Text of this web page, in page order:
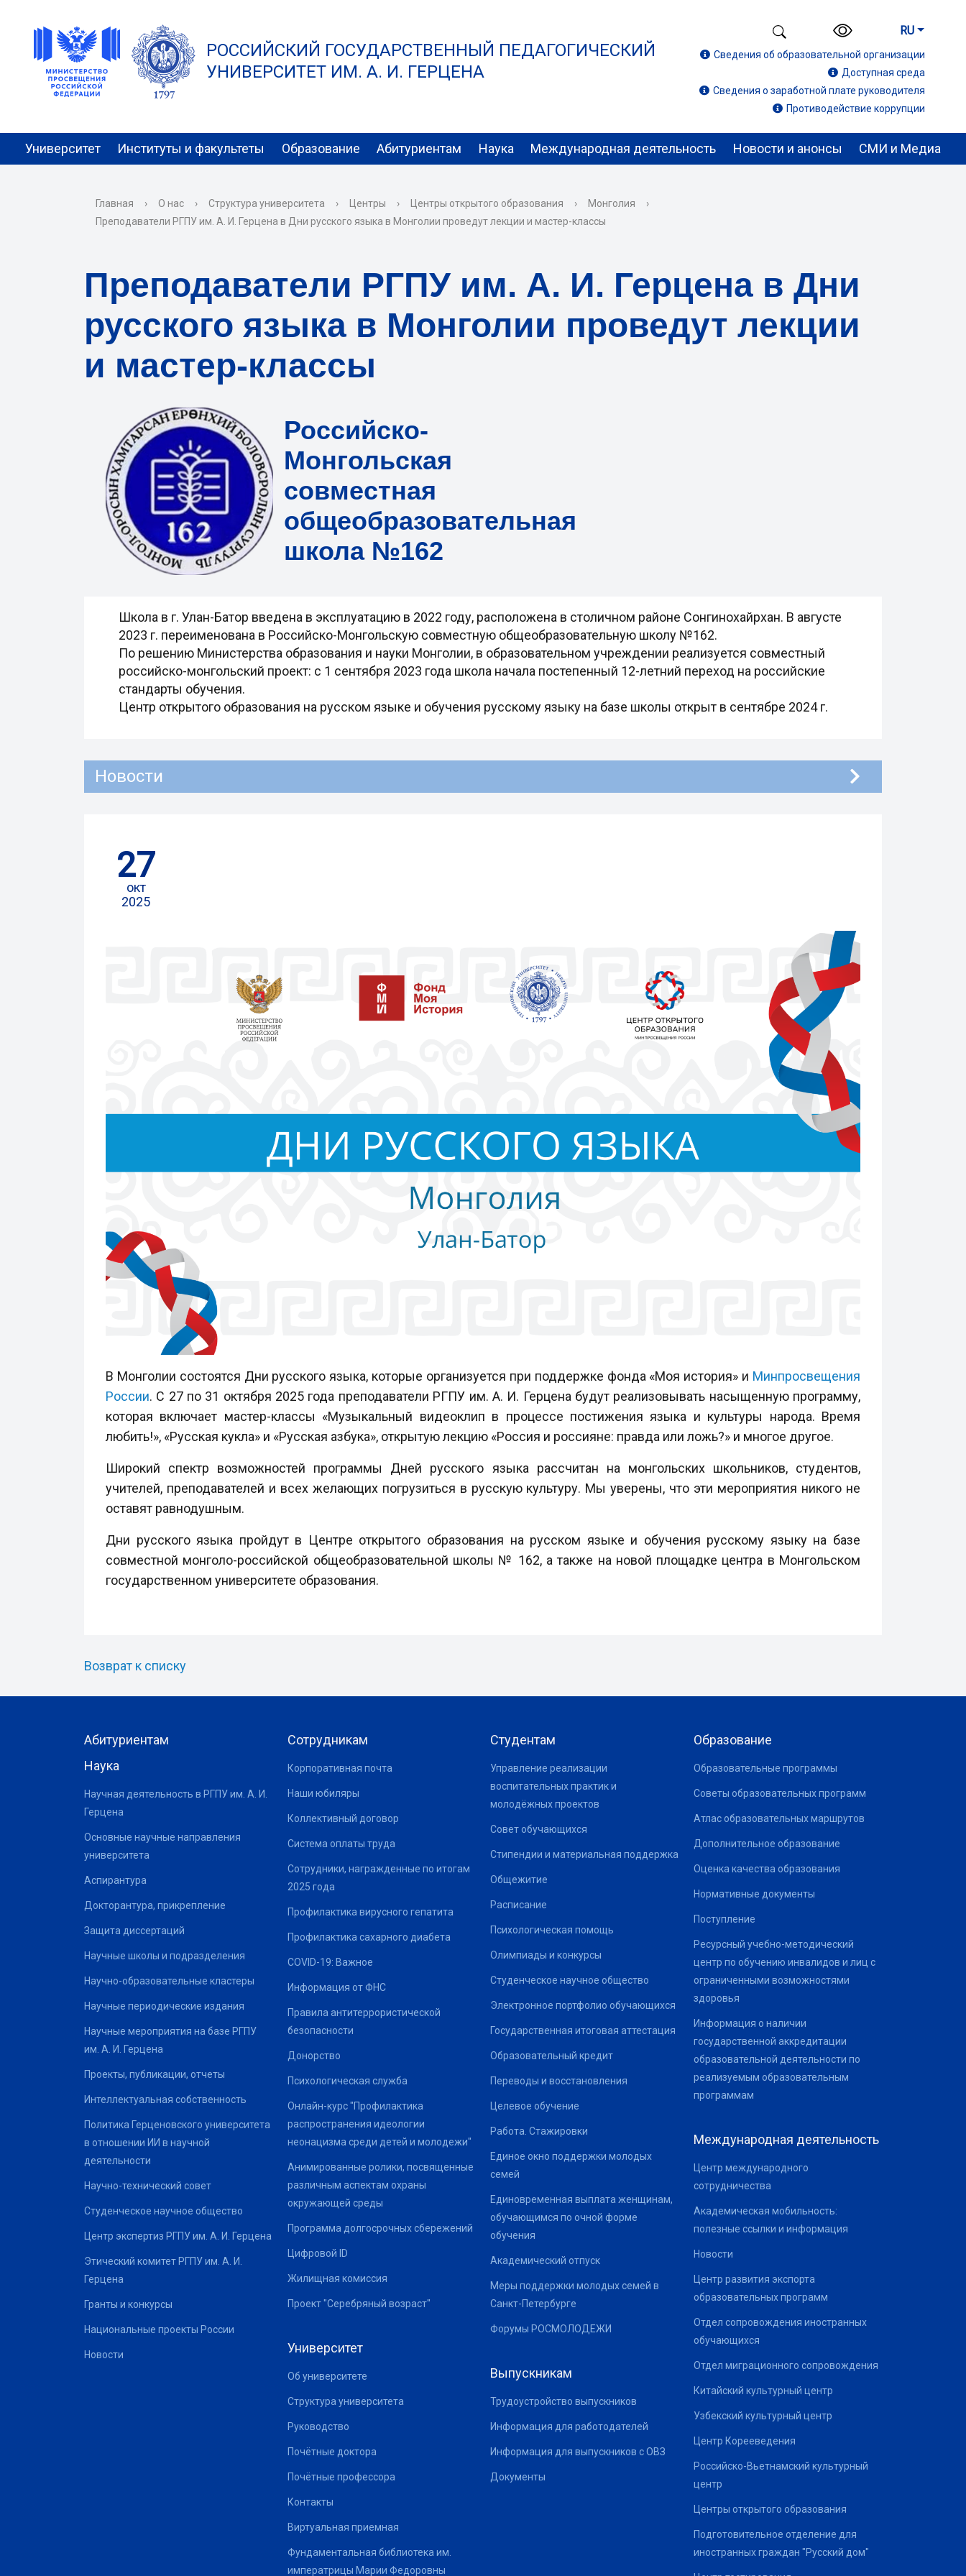
РОССИЙСКИЙ ГОСУДАРСТВЕННЫЙ ПЕДАГОГИЧЕСКИЙ
УНИВЕРСИТЕТ ИМ. А. И. ГЕРЦЕНА
RU
Сведения об образовательной организации
Доступная среда
Сведения о заработной плате руководителя
Противодействие коррупции
Университет Институты и факультеты Образование Абитуриентам Наука Международная деятельность Новости и анонсы СМИ и Медиа
Главная › О нас › Структура университета › Центры › Центры открытого образования › Монголия
›
Преподаватели РГПУ им. А. И. Герцена в Дни русского языка в Монголии проведут лекции и мастер-классы
Преподаватели РГПУ им. А. И. Герцена в Дни
русского языка в Монголии проведут лекции
и мастер-классы
Российско-
Монгольская
совместная
общеобразовательная
школа №162
Школа в г. Улан-Батор введена в эксплуатацию в 2022 году, расположена в столичном районе Сонгинохайрхан. В августе
2023 г. переименована в Российско-Монгольскую совместную общеобразовательную школу №162.
По решению Министерства образования и науки Монголии, в образовательном учреждении реализуется совместный
российско-монгольский проект: с 1 сентября 2023 года школа начала постепенный 12-летний переход на российские
стандарты обучения.
Центр открытого образования на русском языке и обучения русскому языку на базе школы открыт в сентябре 2024 г.
Новости
27
окт
2025
В Монголии состоятся Дни русского языка, которые организуется при поддержке фонда «Моя история» и Минпросвещения
России. С 27 по 31 октября 2025 года преподаватели РГПУ им. А. И. Герцена будут реализовывать насыщенную программу,
которая включает мастер-классы «Музыкальный видеоклип в процессе постижения языка и культуры народа. Время
любить!», «Русская кукла» и «Русская азбука», открытую лекцию «Россия и россияне: правда или ложь?» и многое другое.
Широкий спектр возможностей программы Дней русского языка рассчитан на монгольских школьников, студентов,
учителей, преподавателей и всех желающих погрузиться в русскую культуру. Мы уверены, что эти мероприятия никого не
оставят равнодушным.
Дни русского языка пройдут в Центре открытого образования на русском языке и обучения русскому языку на базе
совместной монголо-российской общеобразовательной школы № 162, а также на новой площадке центра в Монгольском
государственном университете образования.
Возврат к списку
Абитуриентам
Наука
Научная деятельность в РГПУ им. А. И.
Герцена
Основные научные направления
университета
Аспирантура
Докторантура, прикрепление
Защита диссертаций
Научные школы и подразделения
Научно-образовательные кластеры
Научные периодические издания
Научные мероприятия на базе РГПУ
им. А. И. Герцена
Проекты, публикации, отчеты
Интеллектуальная собственность
Политика Герценовского университета
в отношении ИИ в научной
деятельности
Научно-технический совет
Студенческое научное общество
Центр экспертиз РГПУ им. А. И. Герцена
Этический комитет РГПУ им. А. И.
Герцена
Гранты и конкурсы
Национальные проекты России
Новости
Сотрудникам
Корпоративная почта
Наши юбиляры
Коллективный договор
Система оплаты труда
Сотрудники, награжденные по итогам
2025 года
Профилактика вирусного гепатита
Профилактика сахарного диабета
COVID-19: Важное
Информация от ФНС
Правила антитеррористической
безопасности
Донорство
Психологическая служба
Онлайн-курс "Профилактика
распространения идеологии
неонацизма среди детей и молодежи"
Анимированные ролики, посвященные
различным аспектам охраны
окружающей среды
Программа долгосрочных сбережений
Цифровой ID
Жилищная комиссия
Проект "Серебряный возраст"
Университет
Об университете
Структура университета
Руководство
Почётные доктора
Почётные профессора
Контакты
Виртуальная приемная
Фундаментальная библиотека им.
императрицы Марии Федоровны
Студентам
Управление реализации
воспитательных практик и
молодёжных проектов
Совет обучающихся
Стипендии и материальная поддержка
Общежитие
Расписание
Психологическая помощь
Олимпиады и конкурсы
Студенческое научное общество
Электронное портфолио обучающихся
Государственная итоговая аттестация
Образовательный кредит
Переводы и восстановления
Целевое обучение
Работа. Стажировки
Единое окно поддержки молодых
семей
Единовременная выплата женщинам,
обучающимся по очной форме
обучения
Академический отпуск
Меры поддержки молодых семей в
Санкт-Петербурге
Форумы РОСМОЛОДЕЖИ
Выпускникам
Трудоустройство выпускников
Информация для работодателей
Информация для выпускников с ОВЗ
Документы
Образование
Образовательные программы
Советы образовательных программ
Атлас образовательных маршрутов
Дополнительное образование
Оценка качества образования
Нормативные документы
Поступление
Ресурсный учебно-методический
центр по обучению инвалидов и лиц с
ограниченными возможностями
здоровья
Информация о наличии
государственной аккредитации
образовательной деятельности по
реализуемым образовательным
программам
Международная деятельность
Центр международного
сотрудничества
Академическая мобильность:
полезные ссылки и информация
Новости
Центр развития экспорта
образовательных программ
Отдел сопровождения иностранных
обучающихся
Отдел миграционного сопровождения
Китайский культурный центр
Узбекский культурный центр
Центр Корееведения
Российско-Вьетнамский культурный
центр
Центры открытого образования
Подготовительное отделение для
иностранных граждан "Русский дом"